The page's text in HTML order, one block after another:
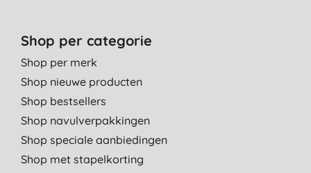
Shop per categorie
Shop per merk
Shop nieuwe producten
Shop bestsellers
Shop navulverpakkingen
Shop speciale aanbiedingen
Shop met stapelkorting